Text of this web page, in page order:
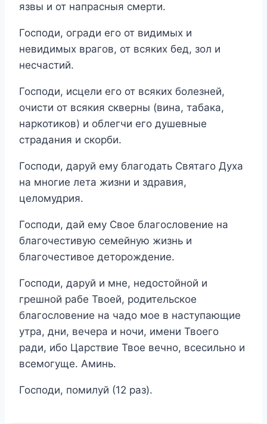
язвы и от напрасныя смерти.
Господи, огради его от видимых и
невидимых врагов, от всяких бед, зол и
несчастий.
Господи, исцели его от всяких болезней,
очисти от всякия скверны (вина, табака,
наркотиков) и облегчи его душевные
страдания и скорби.
Господи, даруй ему благодать Святаго Духа
на многие лета жизни и здравия,
целомудрия.
Господи, дай ему Свое благословение на
благочестивую семейную жизнь и
благочестивое деторождение.
Господи, даруй и мне, недостойной и
грешной рабе Твоей, родительское
благословение на чадо мое в наступающие
утра, дни, вечера и ночи, имени Твоего
ради, ибо Царствие Твое вечно, всесильно и
всемогуще. Аминь.
Господи, помилуй (12 раз).